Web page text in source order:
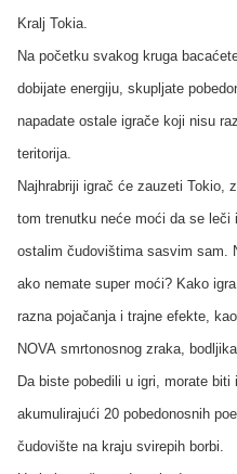
Kralj Tokia.
Na početku svakog kruga
dobijate energiju, skupljate
napadate ostale igrače koji nisu
teritorija.
Najhrabriji igrač će zauzeti Tokio,
tom trenutku neće moći da se
ostalim čudovištima sasvim sam.
ako nemate super moći? Kako
razna pojačanja i trajne efekte,
NOVA smrtonosnog zraka,
Da biste pobedili u igri, morate
akumulirajući 20 pobedonosnih
čudovište na kraju svirepih borbi.